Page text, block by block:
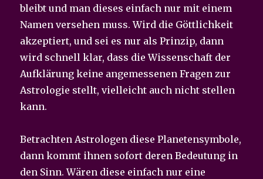
bleibt und man dieses einfach nur mit einem
Namen versehen muss. Wird die Göttlichkeit
akzeptiert, und sei es nur als Prinzip, dann
wird schnell klar, dass die Wissenschaft der
Aufklärung keine angemessenen Fragen zur
Astrologie stellt, vielleicht auch nicht stellen
kann.
Betrachten Astrologen diese Planetensymbole,
dann kommt ihnen sofort deren Bedeutung in
den Sinn. Wären diese einfach nur eine